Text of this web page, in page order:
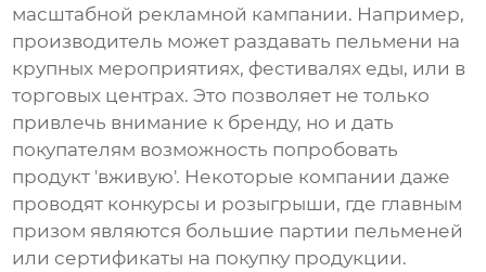
масштабной рекламной кампании. Например,
производитель может раздавать пельмени на
крупных мероприятиях, фестивалях еды, или в
торговых центрах. Это позволяет не только
привлечь внимание к бренду, но и дать
покупателям возможность попробовать
продукт 'вживую'. Некоторые компании даже
проводят конкурсы и розыгрыши, где главным
призом являются большие партии пельменей
или сертификаты на покупку продукции.